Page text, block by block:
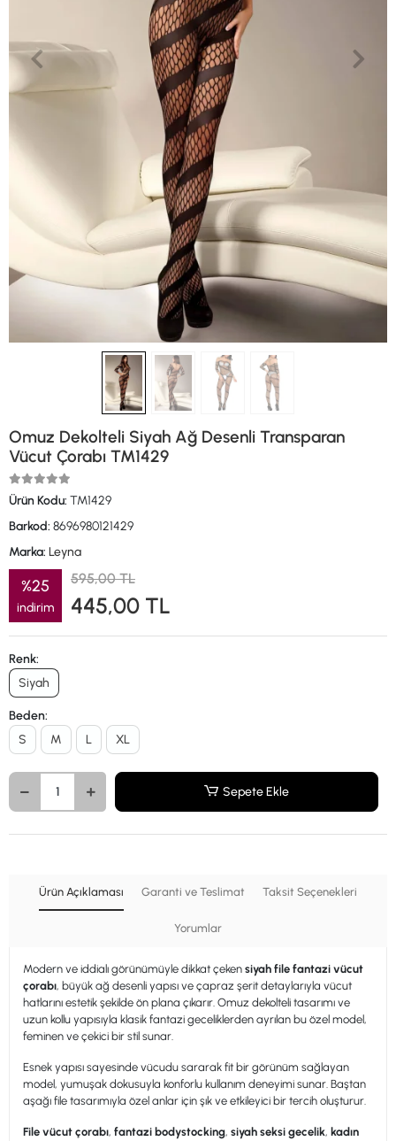
Omuz Dekolteli Siyah Ağ Desenli Transparan
Vücut Çorabı TM1429
Ürün Kodu: TM1429
Barkod: 8696980121429
Marka: Leyna
%25
indirim
595,00 TL
445,00 TL
Renk:
Siyah
Beden:
S
M L XL
Sepete Ekle
Ürün Açıklaması Garanti ve Teslimat Taksit Seçenekleri
Yorumlar
Modern ve iddialı görünümüyle dikkat çeken siyah file fantazi vücut
çorabı, büyük ağ desenli yapısı ve çapraz şerit detaylarıyla vücut
hatlarını estetik şekilde ön plana çıkarır. Omuz dekolteli tasarımı ve
uzun kollu yapısıyla klasik fantazi geceliklerden ayrılan bu özel model,
feminen ve çekici bir stil sunar.
Esnek yapısı sayesinde vücudu sararak fit bir görünüm sağlayan
model, yumuşak dokusuyla konforlu kullanım deneyimi sunar. Baştan
aşağı file tasarımıyla özel anlar için şık ve etkileyici bir tercih oluşturur.
File vücut çorabı, fantazi bodystocking, siyah seksi gecelik, kadın